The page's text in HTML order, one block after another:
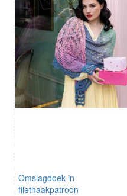
Omslagdoek in
filethaakpatroon